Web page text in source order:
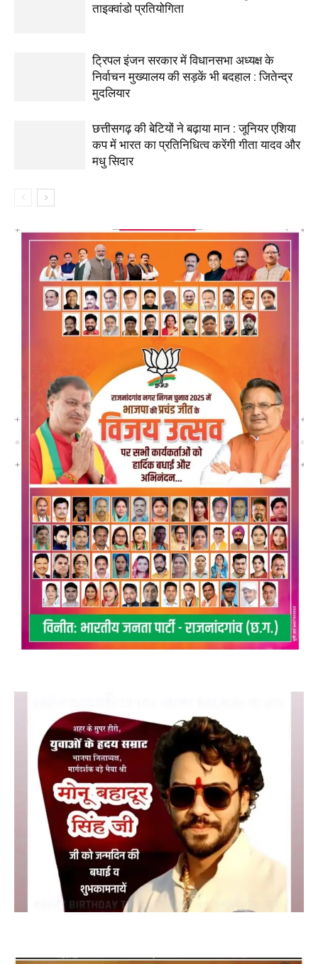
ताइक्वांडो प्रतियोगिता
ट्रिपल इंजन सरकार में विधानसभा अध्यक्ष के
निर्वाचन मुख्यालय की सड़कें भी बदहाल : जितेन्द्र
मुदलियार
छत्तीसगढ़ की बेटियों ने बढ़ाया मान : जूनियर एशिया
कप में भारत का प्रतिनिधित्व करेंगी गीता यादव और
मधु सिदार